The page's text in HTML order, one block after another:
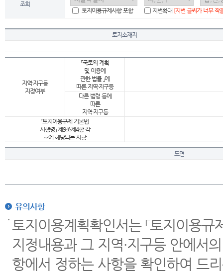
조회
토지이용규제사항 포함
지번확대 [지번 글씨가 너무 작
토지소재지
지역·지구등
지정여부
「국토의 계획
및 이용에
관한 법률 」에
따른 지역·지구등
다른 법령 등에
따른
지역·지구등
「토지이용규제 기본법
시행령」 제9조제4항 각
호에 해당되는 사항
도면
유의사항
토지이용계획확인서는 「토지이용
지정내용과 그 지역·지구등 안에서
항에서 정하는 사항을 확인하여 드